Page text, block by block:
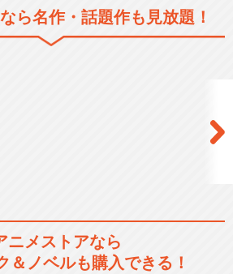
ら名作・話題作も見放題！
ニメストアなら
＆ノベルも購入できる！